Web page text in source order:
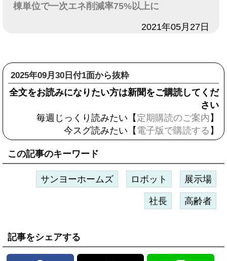
棟単位で一次エネ削減率75%以上に
2021年05月27日
2025年09月30日付1面から抜粋
全文をお読みになりたい方は新聞をご購読してくだ
さい
毎週じっくり読みたい【 定期購読のご案内 】
今スグ読みたい【 電子版で購読する 】
この記事のキーワード
サンヨーホームズ ロボット 展示場
社長 高齢者
記事をシェアする